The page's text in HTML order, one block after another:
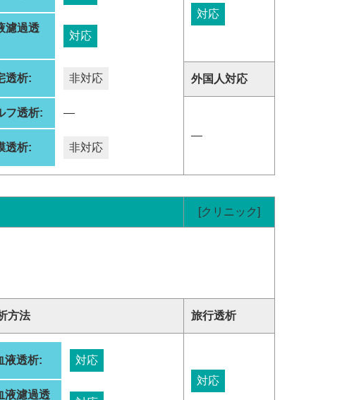
濾過透
対応
透析: 非対応
フ透析: ―
透析: 非対応
対応
外国人対応
―
[クリニック]
方法 旅行透析
液透析: 対応
液濾過透
対応